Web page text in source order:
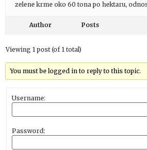
zelene krme oko 60 tona po hektaru,
Author Posts
Viewing 1 post (of 1 total)
You must be logged in to reply to this topic.
Username:
Password: